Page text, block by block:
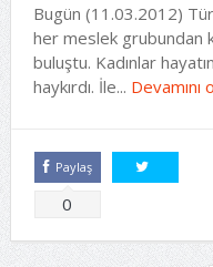
Bugün (11.03.2012)
her meslek grubundan
buluştu. Kadınlar
haykırdı. İle... Devamını
Paylaş
0